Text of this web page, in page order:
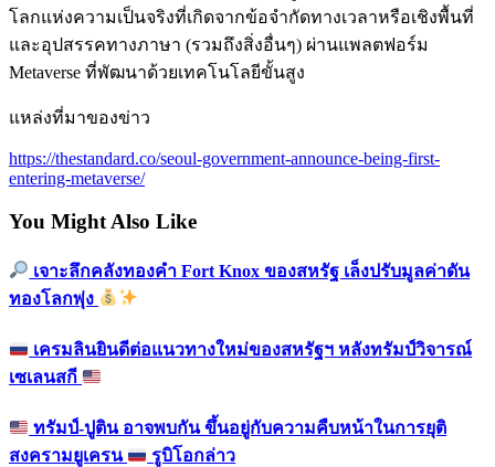
โลกแห่งความเป็นจริงที่เกิดจากข้อจำกัดทางเวลาหรือเชิงพื้นที่
และอุปสรรคทางภาษา (รวมถึงสิ่งอื่นๆ) ผ่านแพลตฟอร์ม
Metaverse ที่พัฒนาด้วยเทคโนโลยีขั้นสูง
แหล่งที่มาของข่าว
https://thestandard.co/seoul-government-announce-being-first-
entering-metaverse/
You Might Also Like
เจาะลึกคลังทองคำ Fort Knox ของสหรัฐ เล็งปรับมูลค่าดัน
ทองโลกพุ่ง
เครมลินยินดีต่อแนวทางใหม่ของสหรัฐฯ หลังทรัมป์วิจารณ์
เซเลนสกี
ทรัมป์-ปูติน อาจพบกัน ขึ้นอยู่กับความคืบหน้าในการยุติ
สงครามยูเครน
รูบิโอกล่าว